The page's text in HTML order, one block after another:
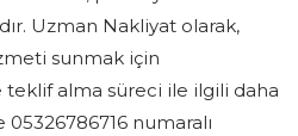
Uzman Nakliyat olarak,
sunmak için
teklif alma süreci ile ilgili daha
numaralı